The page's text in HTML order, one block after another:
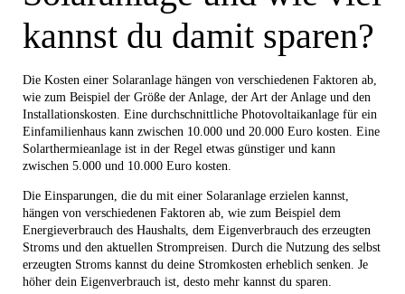
kannst du damit sparen?
Die Kosten einer Solaranlage hängen von verschiedenen Faktoren ab,
wie zum Beispiel der Größe der Anlage, der Art der Anlage und den
Installationskosten. Eine durchschnittliche Photovoltaikanlage für ein
Einfamilienhaus kann zwischen 10.000 und 20.000 Euro kosten. Eine
Solarthermieanlage ist in der Regel etwas günstiger und kann
zwischen 5.000 und 10.000 Euro kosten.
Die Einsparungen, die du mit einer Solaranlage erzielen kannst,
hängen von verschiedenen Faktoren ab, wie zum Beispiel dem
Energieverbrauch des Haushalts, dem Eigenverbrauch des erzeugten
Stroms und den aktuellen Strompreisen. Durch die Nutzung des selbst
erzeugten Stroms kannst du deine Stromkosten erheblich senken. Je
höher dein Eigenverbrauch ist, desto mehr kannst du sparen.